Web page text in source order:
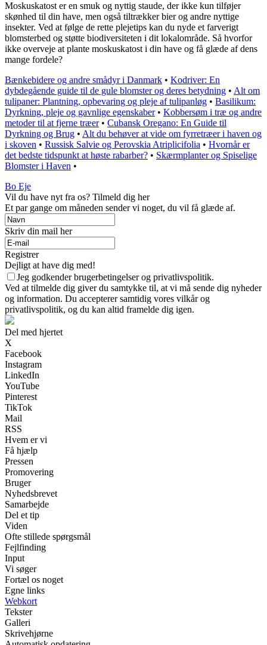
Moskuskatost er en smuk og nyttig staude, der ikke kun tilføjer
skønhed til din have, men også tiltrækker bier og andre nyttige
insekter. Ved at følge de rette plejetips kan du nyde et farverigt
blomsterbed og støtte biodiversiteten i dit lokalområde. Så hvorfor
ikke overveje at plante moskuskatost i din have og få glæde af dens
mange fordele?
Bænkebidere og andre smådyr i Danmark • Kodriver: En
dybdegående guide til de gule blomster og deres betydning • Alt om
tulipaner: Plantning, opbevaring og pleje af tulipanløg • Basilikum:
Dyrkning, pleje og gavnlige egenskaber• Kobbersøm i træ og andre
metoder til at fjerne træer• Cubansk Oregano: En Guide til
Dyrkning og Brug • Alt du behøver at vide om fyrretræer i haven og
i skoven • Russisk Salvie og Perovskia Atriplicifolia • Hvornår er
det bedste tidspunkt at høste rabarber? • Skærmplanter og Spiselige
Blomster i Haven •
Bo Eje
Vil du have nyt fra os? Tilmeld dig her
Et par gange om måneden sender vi noget, du vil få glæde af.
Skriv din mail her
Registrer
Dejligt at have dig med!
Jeg godkender brugerbetingelser og privatlivspolitik.
Ved at tilmelde dig giver du samtykke til, at vi må sende dig nyheder
og information. Du accepterer samtidig vores vilkår og
privatlivspolitik, og du kan altid framelde dig igen.
Del med hjertet
X
Facebook
Instagram
LinkedIn
YouTube
Pinterest
TikTok
Mail
RSS
Hvem er vi
Få hjælp
Pressen
Promovering
Bruger
Nyhedsbrevet
Samarbejde
Del et tip
Viden
Ofte stillede spørgsmål
Fejlfinding
Input
Vi søger
Fortæl os noget
Egne links
Webkort
Tekster
Galleri
Skrivehjørne